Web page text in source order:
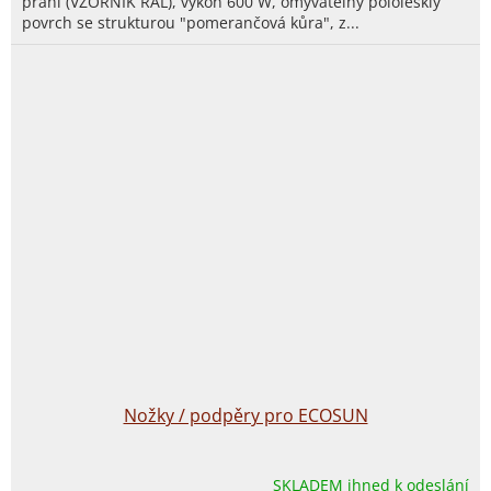
povrch se strukturou "pomerančová kůra", z...
Nožky / podpěry pro ECOSUN
SKLADEM ihned k odeslání